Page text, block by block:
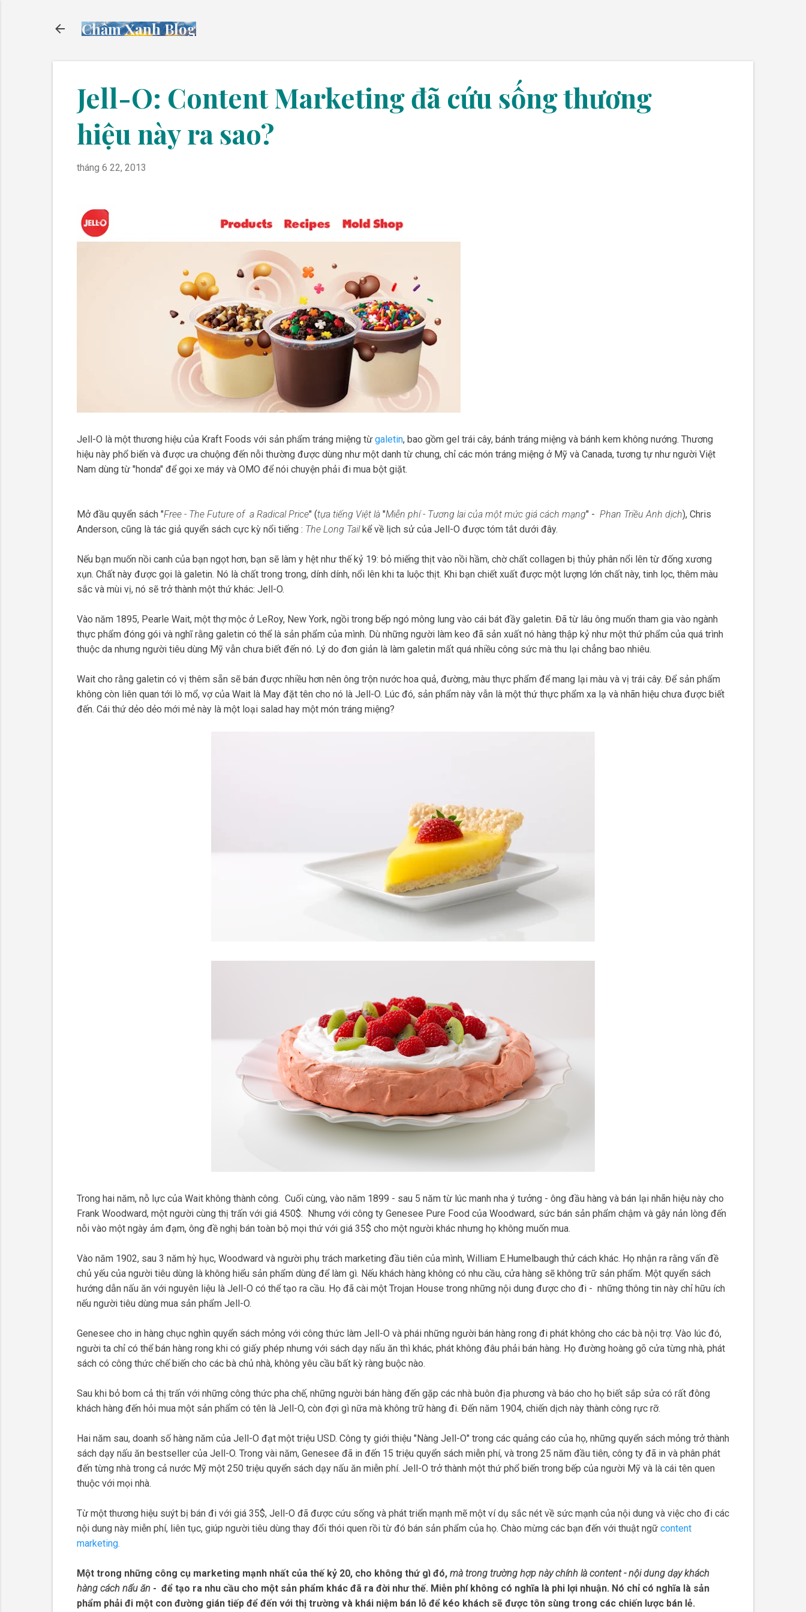
Chấm Xanh Blog
Jell-O: Content Marketing đã cứu sống thương
hiệu này ra sao?
tháng 6 22, 2013
Jell-O là một thương hiệu của Kraft Foods với sản phẩm tráng miệng từ galetin, bao gồm gel trái cây, bánh tráng miệng và bánh kem không nướng. Thương
hiệu này phổ biến và được ưa chuộng đến nỗi thường được dùng như một danh từ chung, chỉ các món tráng miệng ở Mỹ và Canada, tương tự như người Việt
Nam dùng từ "honda" để gọi xe máy và OMO để nói chuyện phải đi mua bột giặt.
Mở đầu quyển sách "Free - The Future of a Radical Price" (tựa tiếng Việt là "Miễn phí - Tương lai của một mức giá cách mạng" - Phan Triều Anh dịch), Chris
Anderson, cũng là tác giả quyển sách cực kỳ nổi tiếng : The Long Tailkể về lịch sử của Jell-O được tóm tắt dưới đây.
Nếu bạn muốn nồi canh của bạn ngọt hơn, bạn sẽ làm y hệt như thế kỷ 19: bỏ miếng thịt vào nồi hầm, chờ chất collagen bị thủy phân nổi lên từ đống xương
xụn. Chất này được gọi là galetin. Nó là chất trong trong, dính dính, nổi lên khi ta luộc thịt. Khi bạn chiết xuất được một lượng lớn chất này, tinh lọc, thêm màu
sắc và mùi vị, nó sẽ trở thành một thứ khác: Jell-O.
Vào năm 1895, Pearle Wait, một thợ mộc ở LeRoy, New York, ngồi trong bếp ngó mông lung vào cái bát đầy galetin. Đã từ lâu ông muốn tham gia vào ngành
thực phẩm đóng gói và nghĩ rằng galetin có thể là sản phẩm của mình. Dù những người làm keo đã sản xuất nó hàng thập kỷ như một thứ phẩm của quá trình
thuộc da nhưng người tiêu dùng Mỹ vẫn chưa biết đến nó. Lý do đơn giản là làm galetin mất quá nhiều công sức mà thu lại chẳng bao nhiêu.
Wait cho rằng galetin có vị thêm sẵn sẽ bán được nhiều hơn nên ông trộn nước hoa quả, đường, màu thực phẩm để mang lại màu và vị trái cây. Để sản phẩm
không còn liên quan tới lò mổ, vợ của Wait là May đặt tên cho nó là Jell-O. Lúc đó, sản phẩm này vẫn là một thứ thực phẩm xa lạ và nhãn hiệu chưa được biết
đến. Cái thứ dẻo dẻo mới mẻ này là một loại salad hay một món tráng miệng?
Trong hai năm, nỗ lực của Wait không thành công. Cuối cùng, vào năm 1899 - sau 5 năm từ lúc manh nha ý tưởng - ông đầu hàng và bán lại nhãn hiệu này cho
Frank Woodward, một người cùng thị trấn với giá 450$. Nhưng với công ty Genesee Pure Food của Woodward, sức bán sản phẩm chậm và gây nản lòng đến
nỗi vào một ngày ảm đạm, ông đề nghị bán toàn bộ mọi thứ với giá 35$ cho một người khác nhưng họ không muốn mua.
Vào năm 1902, sau 3 năm hỳ hục, Woodward và người phụ trách marketing đầu tiên của mình, William E.Humelbaugh thử cách khác. Họ nhận ra rằng vấn đề
chủ yếu của người tiêu dùng là không hiểu sản phẩm dùng để làm gì. Nếu khách hàng không có nhu cầu, cửa hàng sẽ không trữ sản phẩm. Một quyển sách
hướng dẫn nấu ăn với nguyên liệu là Jell-O có thể tạo ra cầu. Họ đã cài một Trojan House trong những nội dung được cho đi - những thông tin này chỉ hữu ích
nếu người tiêu dùng mua sản phẩm Jell-O.
Genesee cho in hàng chục nghìn quyển sách mỏng với công thức làm Jell-O và phái những người bán hàng rong đi phát không cho các bà nội trợ. Vào lúc đó,
người ta chỉ có thể bán hàng rong khi có giấy phép nhưng với sách dạy nấu ăn thì khác, phát không đâu phải bán hàng. Họ đường hoàng gõ cửa từng nhà, phát
sách có công thức chế biến cho các bà chủ nhà, không yêu cầu bất kỳ ràng buộc nào.
Sau khi bỏ bom cả thị trấn với những công thức pha chế, những người bán hàng đến gặp các nhà buôn địa phương và báo cho họ biết sắp sửa có rất đông
khách hàng đến hỏi mua một sản phẩm có tên là Jell-O, còn đợi gì nữa mà không trữ hàng đi. Đến năm 1904, chiến dịch này thành công rực rỡ.
Hai năm sau, doanh số hàng năm của Jell-O đạt một triệu USD. Công ty giới thiệu "Nàng Jell-O" trong các quảng cáo của họ, những quyển sách mỏng trở thành
sách dạy nấu ăn bestseller của Jell-O. Trong vài năm, Genesee đã in đến 15 triệu quyển sách miễn phí, và trong 25 năm đầu tiên, công ty đã in và phân phát
đến từng nhà trong cả nước Mỹ một 250 triệu quyển sách dạy nấu ăn miễn phí. Jell-O trở thành một thứ phổ biến trong bếp của người Mỹ và là cái tên quen
thuộc với mọi nhà.
Từ một thương hiệu suýt bị bán đi với giá 35$, Jell-O đã được cứu sống và phát triển mạnh mẽ một ví dụ sắc nét về sức mạnh của nội dung và việc cho đi các
nội dung này miễn phí, liên tục, giúp người tiêu dùng thay đổi thói quen rồi từ đó bán sản phẩm của họ. Chào mừng các bạn đến với thuật ngữ content
marketing.
Một trong những công cụ marketing mạnh nhất của thế kỷ 20, cho không thứ gì đó, mà trong trường hợp này chính là content - nội dung dạy khách
hàng cách nấu ăn - để tạo ra nhu cầu cho một sản phẩm khác đã ra đời như thế. Miễn phí không có nghĩa là phi lợi nhuận. Nó chỉ có nghĩa là sản
phẩm phải đi một con đường gián tiếp để đến với thị trường và khái niệm bán lỗ để kéo khách sẽ được tôn sùng trong các chiến lược bán lẻ.